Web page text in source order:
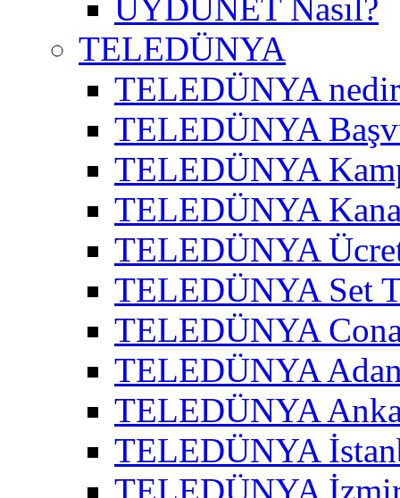
UYDUNET Nasıl?
TELEDÜNYA
TELEDÜNYA
TELEDÜNYA
TELEDÜNYA
TELEDÜNYA
TELEDÜNYA
TELEDÜNYA Set
TELEDÜNYA
TELEDÜNYA
TELEDÜNYA
TELEDÜNYA